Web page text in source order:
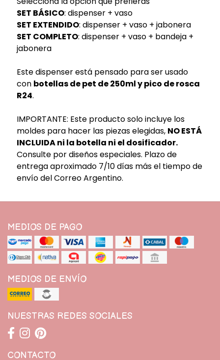
SET BÁSICO: dispenser + vaso
SET EXTENDIDO: dispenser + vaso + jabonera
SET COMPLETO: dispenser + vaso + bandeja +
jabonera
Este dispenser está pensado para ser usado
con botellas de pet de 250ml y pico de rosca
R24.
IMPORTANTE: Este producto solo incluye los
moldes para hacer las piezas elegidas, NO ESTÁ
INCLUIDA ni la botella ni el dosificador.
Consulte por diseños especiales. Plazo de
entrega aproximado 7/10 días más el tiempo de
envío del Correo Argentino.
MEDIOS DE PAGO
MEDIOS DE ENVÍO
NUESTRAS REDES SOCIALES
CONTACTO